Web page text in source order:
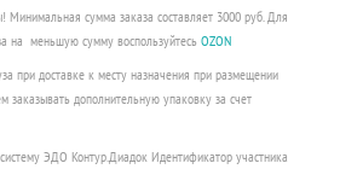
Минимальная сумма заказа составляет 3000 руб. Для
на меньшую сумму воспользуйтесь OZON
при доставке к месту назначения при размещении
заказывать дополнительную упаковку за счет
ЭДО Контур.Диадок Идентификатор участника